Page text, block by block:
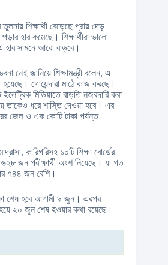
শিক্ষার্থী বেড়েছে প্রায় দেড়
হার কমেছে। শিক্ষার্থীরা ভালো
সামনে আরো বাড়বে।
নেই জানিয়ে শিক্ষামন্ত্রী বলেন, এ
হয়েছে। গোয়েন্দারা মাঠে কাজ করছে।
মিডিয়াতে বাড়তি নজরদারি করা
তাকেও ধরে শাস্তি দেওয়া হবে। এর
জেল ও এক কোটি টাকা পর্যন্ত
কারিগরিসহ ১০টি শিক্ষা বোর্ডের
জন পরীক্ষার্থী অংশ নিয়েছে। যা গত
৭৪৪ জন বেশি।
শেষ হবে আগামী ৯ জুন। এরপর
২০ জুন শেষ হওয়ার কথা রয়েছে।